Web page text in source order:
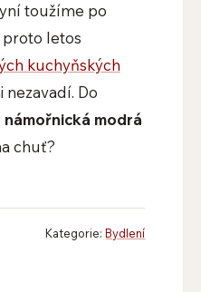
toužíme po
proto letos
kuchyňských
nezavadí. Do
námořnická modrá
chuť?
Kategorie:Bydlení